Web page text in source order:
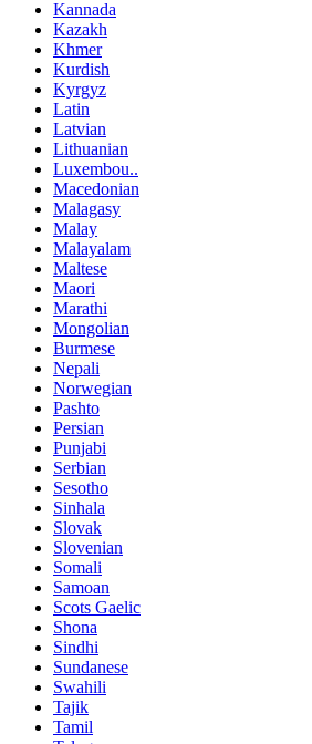
Kannada
Kazakh
Khmer
Kurdish
Kyrgyz
Latin
Latvian
Lithuanian
Luxembou..
Macedonian
Malagasy
Malay
Malayalam
Maltese
Maori
Marathi
Mongolian
Burmese
Nepali
Norwegian
Pashto
Persian
Punjabi
Serbian
Sesotho
Sinhala
Slovak
Slovenian
Somali
Samoan
Scots Gaelic
Shona
Sindhi
Sundanese
Swahili
Tajik
Tamil